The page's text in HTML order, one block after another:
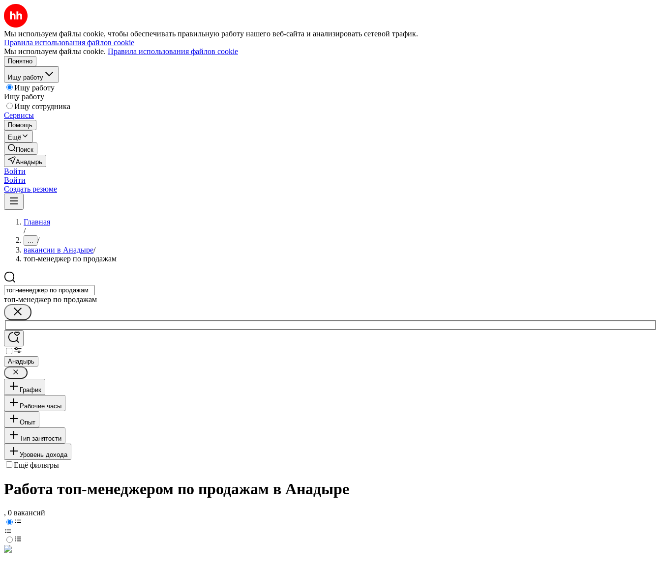
Мы используем файлы cookie, чтобы обеспечивать правильную работу нашего веб-сайта и анализировать сетевой трафик.
Правила использования файлов cookie
Мы используем файлы cookie. Правила использования файлов cookie
Понятно
Ищу работу
Ищу работу
Ищу работу
Ищу сотрудника
Сервисы
Помощь
Ещё
Поиск
Анадырь
Войти
Войти
Создать резюме
Главная
/
... /
вакансии в Анадыре/
топ-менеджер по продажам
топ-менеджер по продажам
Анадырь
График
Рабочие часы
Опыт
Тип занятости
Уровень дохода
Ещё фильтры
Работа топ-менеджером по продажам в Анадыре
, 0 вакансий